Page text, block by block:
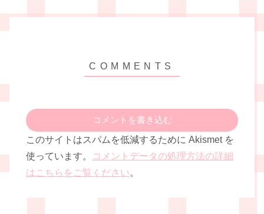
コメントを書き込む
このサイトはスパムを低減するために Akismet を
使っています。
コメントデータの処理方法の詳細
はこちらをご覧ください。